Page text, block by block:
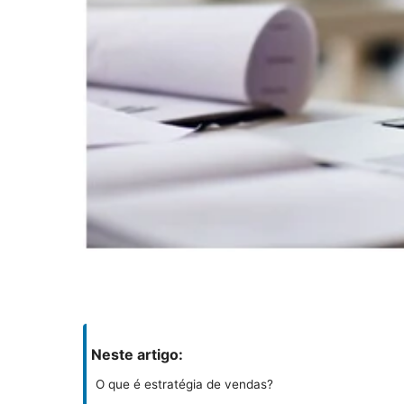
Neste artigo:
O que é estratégia de vendas?